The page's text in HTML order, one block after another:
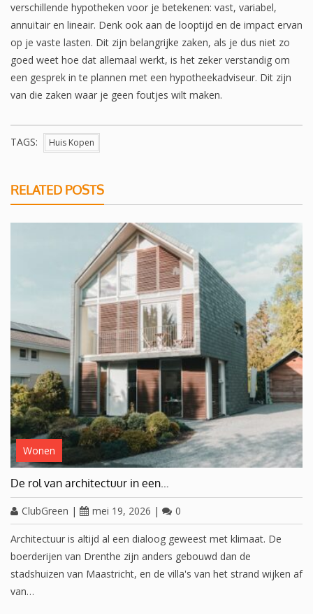
verschillende hypotheken voor je betekenen: vast, variabel,
annuïtair en lineair. Denk ook aan de looptijd en de impact ervan
op je vaste lasten. Dit zijn belangrijke zaken, als je dus niet zo
goed weet hoe dat allemaal werkt, is het zeker verstandig om
een gesprek in te plannen met een hypotheekadviseur. Dit zijn
van die zaken waar je geen foutjes wilt maken.
TAGS: Huis Kopen
RELATED POSTS
Wonen
De rol van architectuur in een…
ClubGreen | mei 19, 2026 | 0
Architectuur is altijd al een dialoog geweest met klimaat. De
boerderijen van Drenthe zijn anders gebouwd dan de
stadshuizen van Maastricht, en de villa's van het strand wijken af
van…